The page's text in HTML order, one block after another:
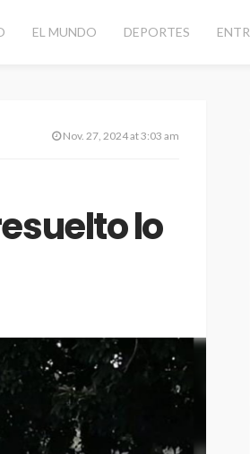
EL MUNDO DEPORTES
Nov. 27, 2024 at 3:03 am
lo
DESTACADAS
aéreo en México se
en la primera